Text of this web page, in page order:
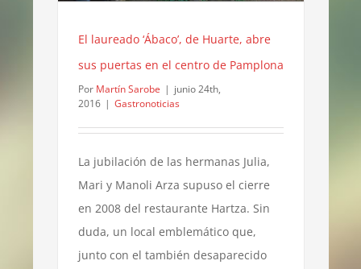
El laureado ‘Ábaco’, de Huarte, abre
sus puertas en el centro de Pamplona
Por Martín Sarobe | junio 24th,
2016 | Gastronoticias
La jubilación de las hermanas Julia,
Mari y Manoli Arza supuso el cierre
en 2008 del restaurante Hartza. Sin
duda, un local emblemático que,
junto con el también desaparecido